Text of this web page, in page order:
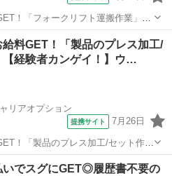
！「フォークリフト運搬作業」
♪高時給1193円！ 【コメン
しい職場は不
給料GET！「製品のプレス加工/
【経験者カンゲイ！】ウ…
リアオプション
提携サイト 7月26日
！「製品のプレス加工/セット作
☆土日祝休♪収入重視派さんに！残
いでスグにGET◎履歴書不要の